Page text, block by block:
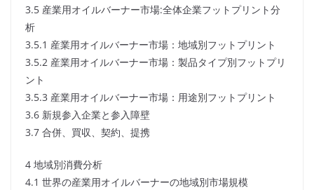
3.5 産業用オイルバーナー市場:全体企業フットプリント分
析
3.5.1 産業用オイルバーナー市場：地域別フットプリント
3.5.2 産業用オイルバーナー市場：製品タイプ別フットプリ
ント
3.5.3 産業用オイルバーナー市場：用途別フットプリント
3.6 新規参入企業と参入障壁
3.7 合併、買収、契約、提携
4 地域別消費分析
4.1 世界の産業用オイルバーナーの地域別市場規模